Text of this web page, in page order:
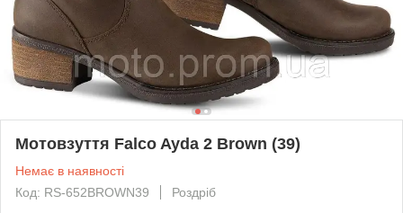
Мотовзуття Falco Ayda 2 Brown (39)
Немає в наявності
Код: RS-652BROWN39
Роздріб